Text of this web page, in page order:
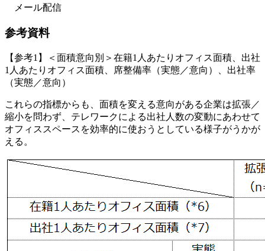
メール配信
参考資料
【参考1】＜面積意向別＞在籍1人あたりオフィス面積、出社
1人あたりオフィス面積、席整備率（実態／意向）、出社率
（実態／意向）
これらの指標からも、面積を変える意向がある企業は拡張／
縮小を問わず、テレワークによる出社人数の変動にあわせて
オフィススペースを効率的に使おうとしている様子がうかが
える。